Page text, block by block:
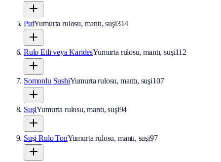
PufYumurta rulosu, mantı, suşi314
Rulo Etli veya KaridesYumurta rulosu, mantı, suşi112
Somonlu SushiYumurta rulosu, mantı, suşi107
SuşiYumurta rulosu, mantı, suşi94
Suşi Rulo TonYumurta rulosu, mantı, suşi97